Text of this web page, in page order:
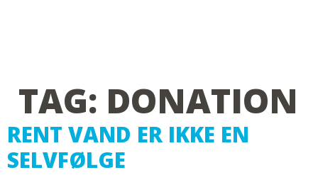
TAG: DONATION
RENT VAND ER IKKE EN
SELVFØLGE